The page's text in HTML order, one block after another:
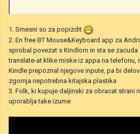
1. Smesni so za popizdit
2. En free BT Mouse&Keyboard app za
sprobal povezat s Kindlom in sta se zacuda
translate-at klike miske iz appa na
Kindle prepoznal njegove inpute, pa bi
zgornja nepotrebna kitajska plastika
3. Folk, ki kupuje daljinski za obracat strani
uporablja take izume